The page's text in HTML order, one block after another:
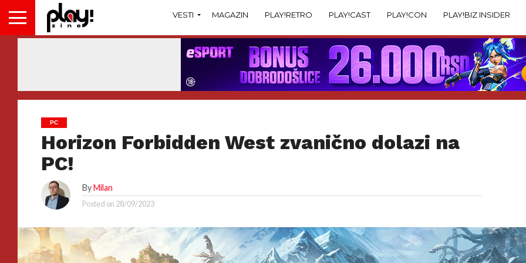
VESTI MAGAZIN PLAY!RETRO PLAY!CAST PLAY!CON PLAY!BIZ INSIDER
PC
Horizon Forbidden West zvanično dolazi na
PC!
By Milan
Posted on 28/09/2023